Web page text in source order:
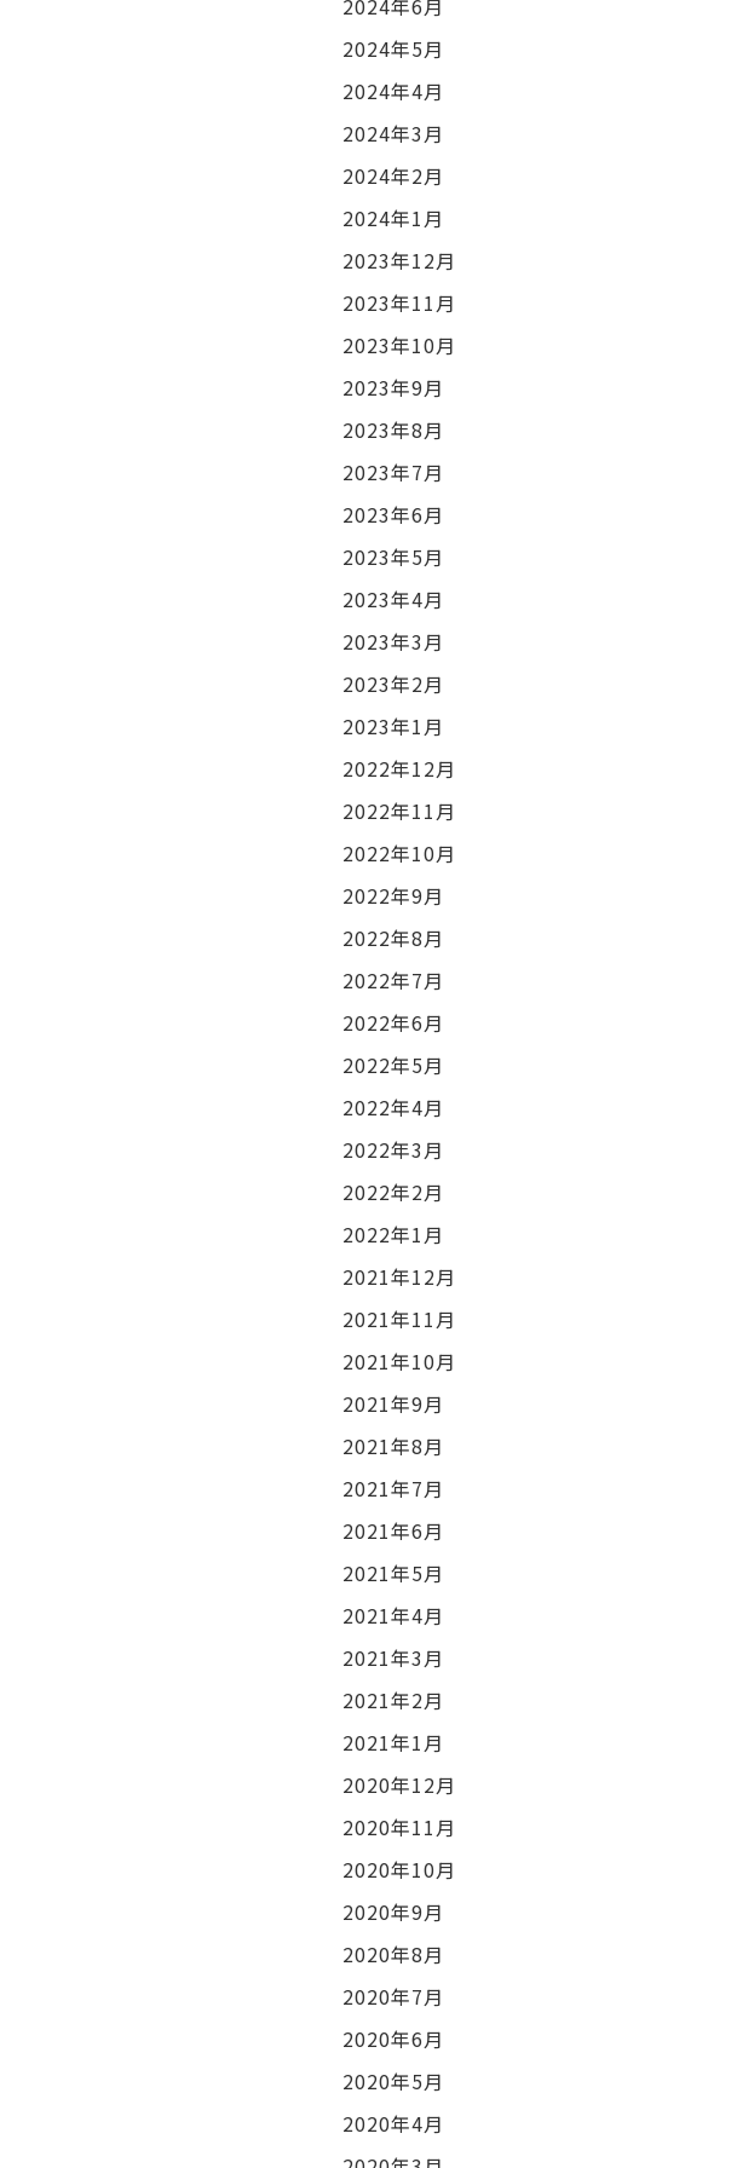
2024年6月
2024年5月
2024年4月
2024年3月
2024年2月
2024年1月
2023年12月
2023年11月
2023年10月
2023年9月
2023年8月
2023年7月
2023年6月
2023年5月
2023年4月
2023年3月
2023年2月
2023年1月
2022年12月
2022年11月
2022年10月
2022年9月
2022年8月
2022年7月
2022年6月
2022年5月
2022年4月
2022年3月
2022年2月
2022年1月
2021年12月
2021年11月
2021年10月
2021年9月
2021年8月
2021年7月
2021年6月
2021年5月
2021年4月
2021年3月
2021年2月
2021年1月
2020年12月
2020年11月
2020年10月
2020年9月
2020年8月
2020年7月
2020年6月
2020年5月
2020年4月